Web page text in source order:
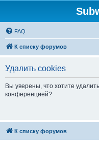
FAQ
К списку форумов
Удалить cookies
Вы уверены, что хотите
конференцией?
К списку форумов